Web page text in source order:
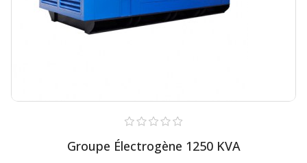
Groupe Électrogène 1250 KVA